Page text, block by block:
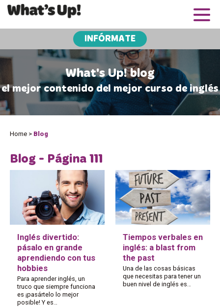
INFÓRMATE
What's Up! blog
el mejor contenido del mejor curso de inglés
Home > Blog
Blog - Página 111
Inglés divertido:
pásalo en grande
aprendiendo con tus
hobbies
Para aprender inglés, un
truco que siempre funciona
es ¡pasártelo lo mejor
posible! Y es…
Tiempos verbales en
inglés: a blast from
the past
Una de las cosas básicas
que necesitas para tener un
buen nivel de inglés es…